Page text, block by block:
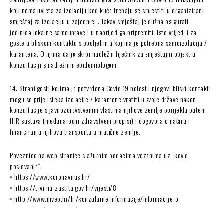
koji nema uvjeta za izolaciju kod kuće trebaju se smjestiti u organizirani
smještaj za izolaciju u zajednici . Takav smještaj je dužna osigurati
jedinica lokalne samouprave i u naprijed ga pripremiti. Isto vrijedi i za
goste u bliskom kontaktu s oboljelim a kojima je potrebna samoizolacija /
karantena. O njima dalje skrbi nadležni liječnik za smještajni objekt u
konzultaciji s nadležnim epidemiologom.
14. Strani gosti kojima je potvrđena Covid 19 bolest i njegovi bliski kontakti
mogu se prije isteka izolacije / karantene vratiti u svoje države nakon
konzultacije s javnozdravstvenim vlastima njihove zemlje porijekla putem
IHR sustava (međunarodni zdravstveni propisi) i dogovora o načinu i
financiranju njihova transporta u matične zemlje.
Poveznice na web stranice s ažurnim podacima vezanima uz „kovid
poslovanje“:
• https://www.koronavirus.hr/
• https://civilna-zastita.gov.hr/vijesti/8
• http://www.mvep.hr/hr/konzularne-informacije/informacije-o-